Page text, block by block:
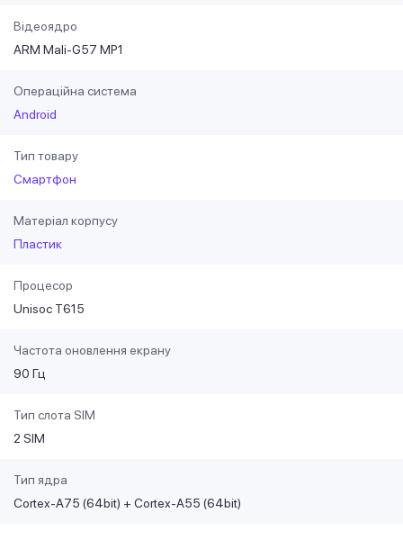
Відеоядро
ARM Mali-G57 MP1
Операційна система
Android
Тип товару
Смартфон
Матеріал корпусу
Пластик
Процесор
Unisoc T615
Частота оновлення екрану
90 Гц
Тип слота SIM
2 SIM
Тип ядра
Cortex-A75 (64bit) + Cortex-A55 (64bit)